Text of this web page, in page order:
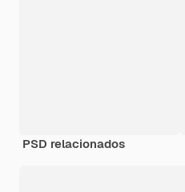
PSD relacionados